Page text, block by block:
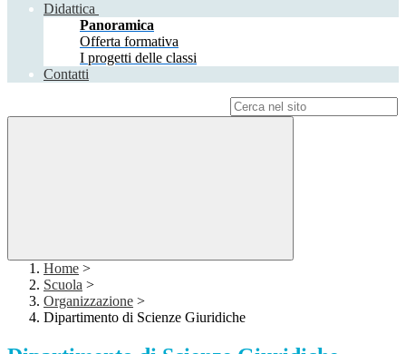
Didattica
Panoramica
Offerta formativa
I progetti delle classi
Contatti
Home >
Scuola >
Organizzazione >
Dipartimento di Scienze Giuridiche